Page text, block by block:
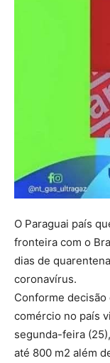
O Paraguai país
fronteira com o
dias de
coronavírus.
Conforme
comércio no país
segunda-feira
até 800 m2 além